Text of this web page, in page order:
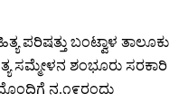
ಪರಿಷತ್ತು ಬಂಟ್ವಾಳ ತಾಲೂಕು
ಸಮ್ಮೇಳನ ಶಂಭೂರು ಸರಕಾರಿ
ನ.೧೯ರಂದು